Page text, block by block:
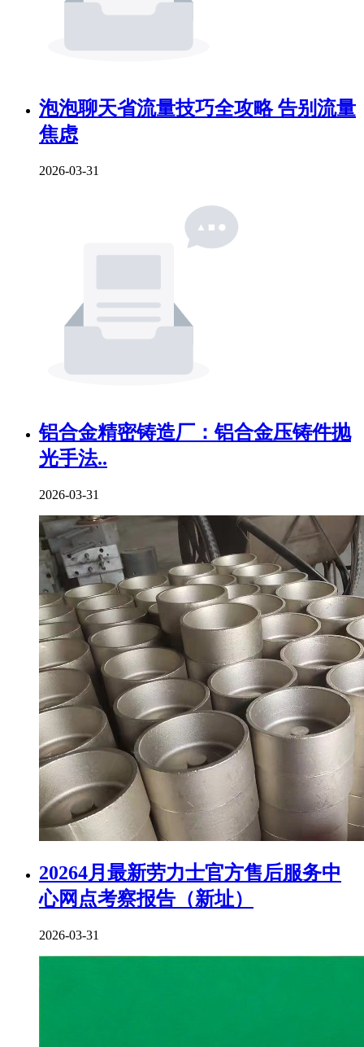
泡泡聊天省流量技巧全攻略 告别流量
焦虑
2026-03-31
铝合金精密铸造厂：铝合金压铸件抛
光手法..
2026-03-31
20264月最新劳力士官方售后服务中
心网点考察报告（新址）
2026-03-31